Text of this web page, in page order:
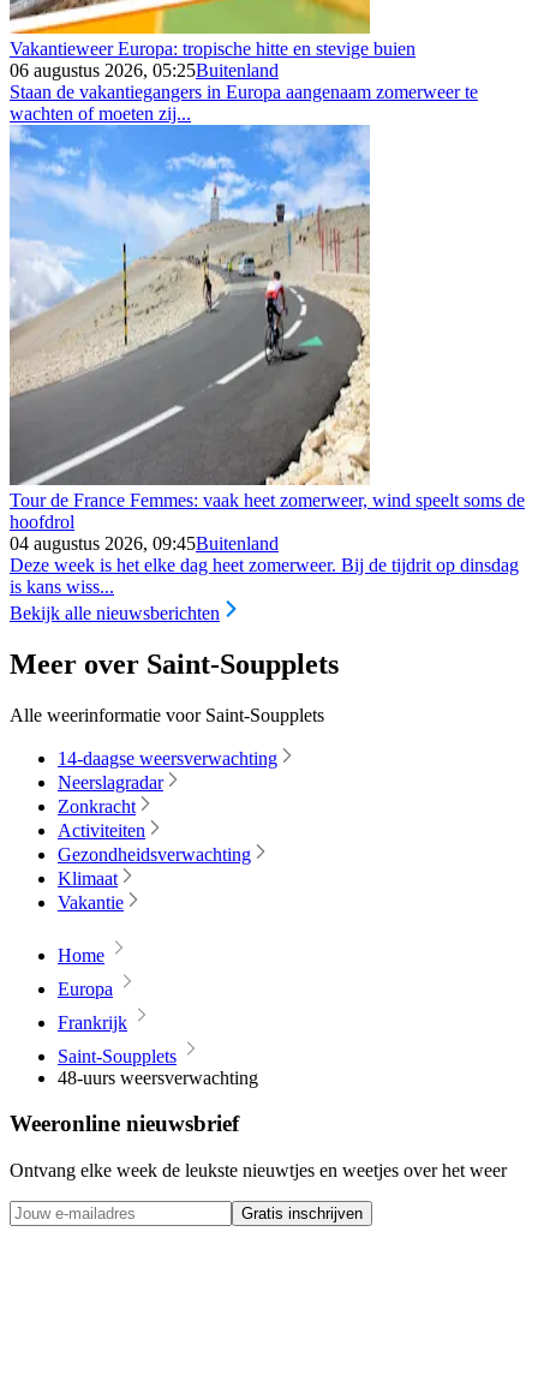
Vakantieweer Europa: tropische hitte en stevige buien
06 augustus 2026, 05:25Buitenland
Staan de vakantiegangers in Europa aangenaam zomerweer te
wachten of moeten zij...
Tour de France Femmes: vaak heet zomerweer, wind speelt soms de
hoofdrol
04 augustus 2026, 09:45Buitenland
Deze week is het elke dag heet zomerweer. Bij de tijdrit op dinsdag
is kans wiss...
Bekijk alle nieuwsberichten
Meer over Saint-Soupplets
Alle weerinformatie voor Saint-Soupplets
14-daagse weersverwachting
Neerslagradar
Zonkracht
Activiteiten
Gezondheidsverwachting
Klimaat
Vakantie
Home
Europa
Frankrijk
Saint-Soupplets
48-uurs weersverwachting
Weeronline nieuwsbrief
Ontvang elke week de leukste nieuwtjes en weetjes over het weer
Gratis inschrijven